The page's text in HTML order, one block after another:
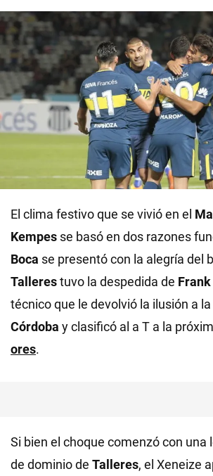
El clima festivo que se vivió en el
Kempes se basó en dos razones
Boca se presentó con la alegría del
Tallerestuvo la despedida de Frank
técnico que le devolvió la ilusión a
Córdoba y clasificó al a T a la
ores.
Si bien el choque comenzó con una
de dominio de Talleres, el Xeneize